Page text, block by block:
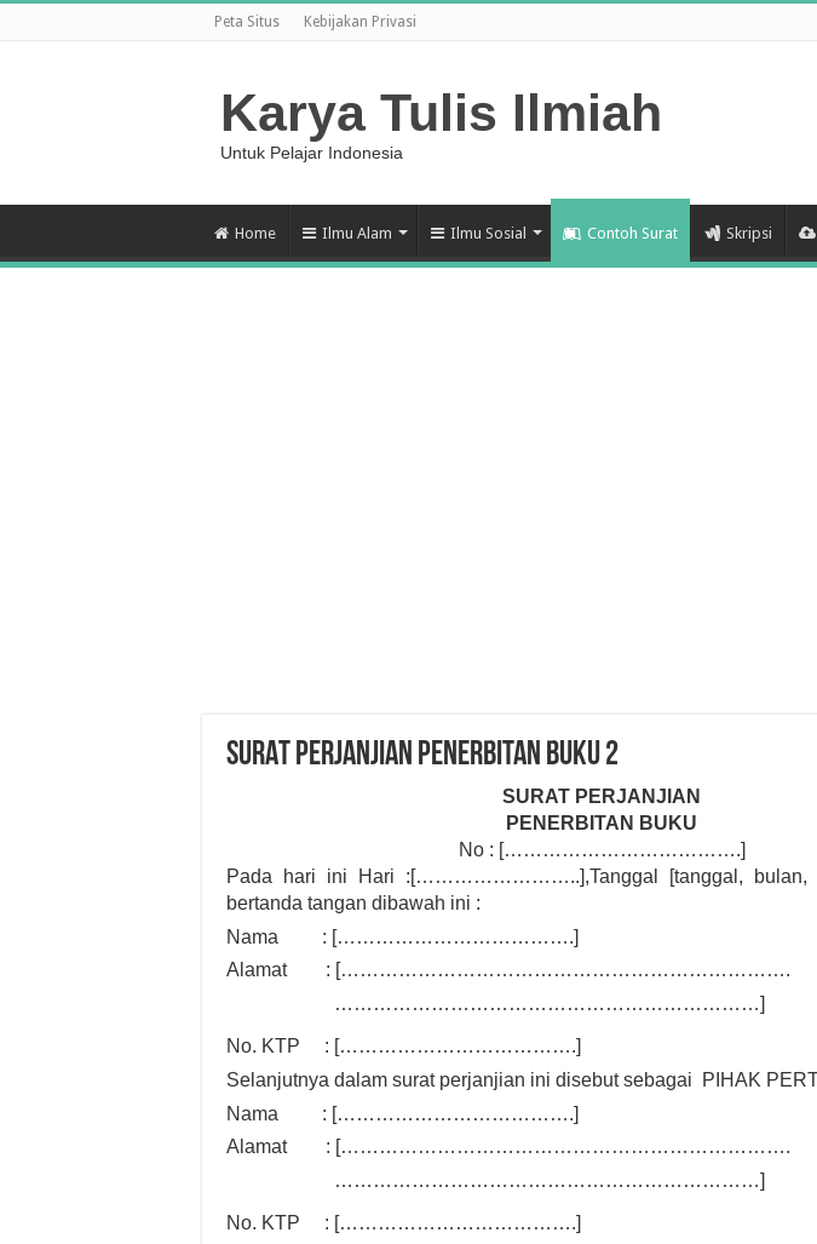
Peta Situs Kebijakan Privasi
Karya Tulis Ilmiah
Untuk Pelajar Indonesia
Home Ilmu Alam Ilmu Sosial Contoh Surat Skripsi
SURAT PERJANJIAN PENERBITAN BUKU 2
SURAT PERJANJIAN
PENERBITAN BUKU
No : [……………………………….]
Pada hari ini Hari :[……………………..],Tanggal [tanggal,
bertanda tangan dibawah ini :
Nama : [……………………………….]
Alamat : […………………………………………………………….
…………………………………………………………]
No. KTP : [……………………………….]
Selanjutnya dalam surat perjanjian ini disebut sebagai PIHAK
Nama : [……………………………….]
Alamat : […………………………………………………………….
…………………………………………………………]
No. KTP : [……………………………….]